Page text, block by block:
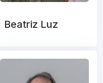
Beatriz Luz